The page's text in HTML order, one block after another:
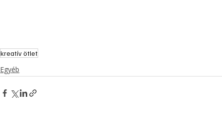
kreatív ötlet
Egyéb